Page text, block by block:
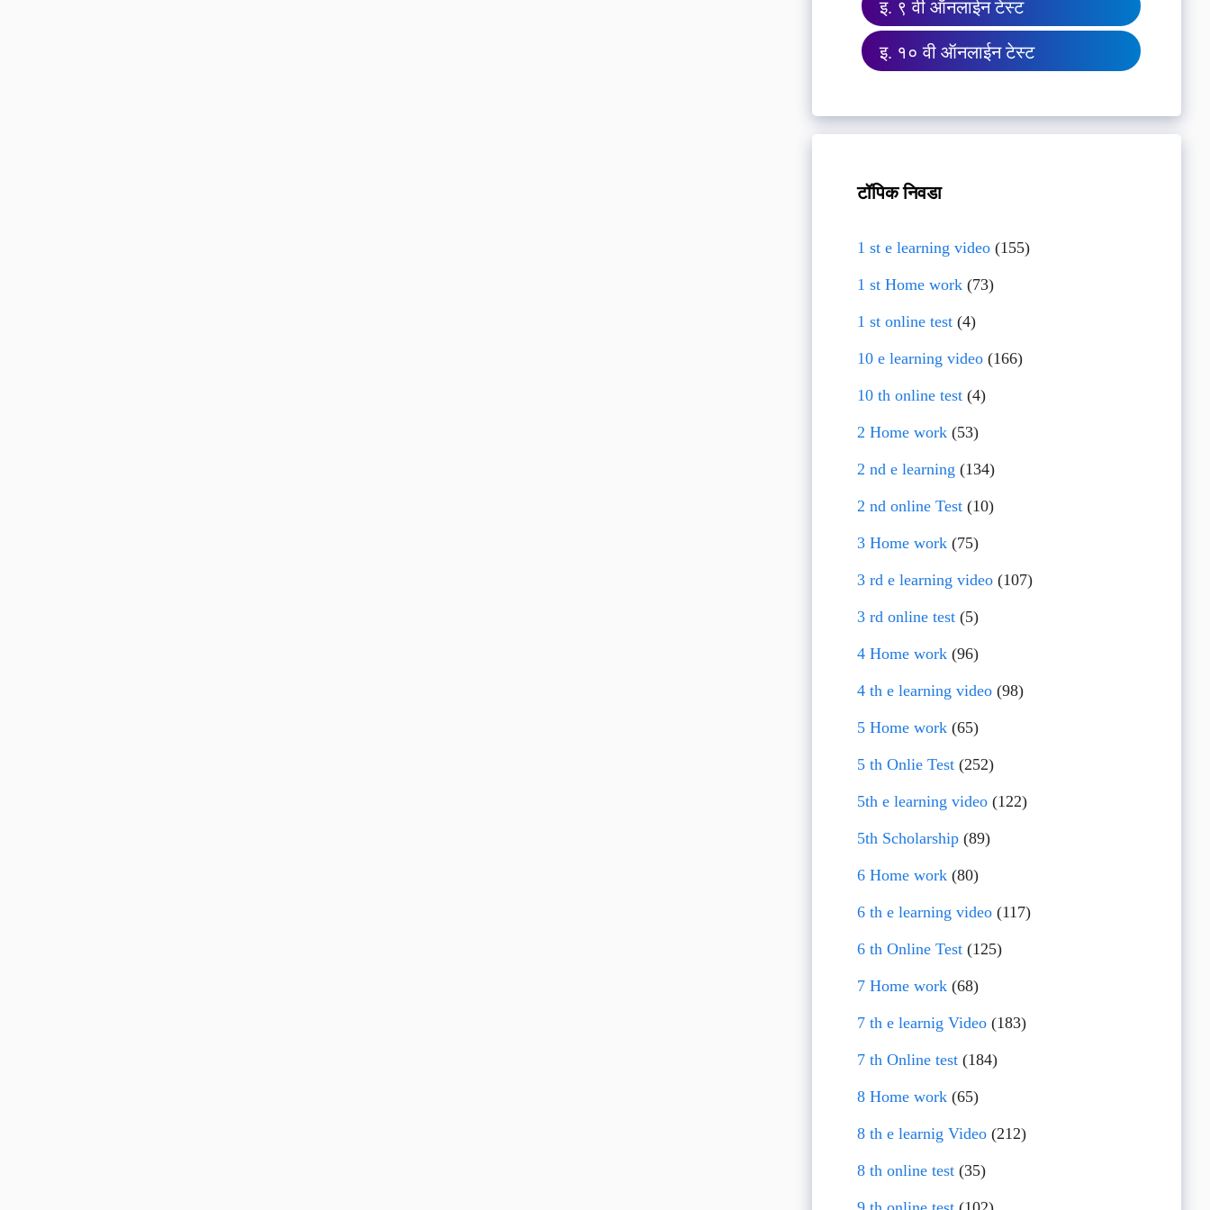
इ. ९ वी ऑनलाईन टेस्ट
इ. १० वी ऑनलाईन टेस्ट
टॉपिक निवडा
1 st e learning video(155)
1 st Home work(73)
1 st online test(4)
10 e learning video(166)
10 th online test(4)
2 Home work(53)
2 nd e learning (134)
2 nd online Test(10)
3 Home work(75)
3 rd e learning video(107)
3 rd online test(5)
4 Home work(96)
4 th e learning video(98)
5 Home work(65)
5 th Onlie Test(252)
5th e learning video(122)
5th Scholarship(89)
6 Home work(80)
6 th e learning video(117)
6 th Online Test(125)
7 Home work(68)
7 th e learnig Video(183)
7 th Online test(184)
8 Home work(65)
8 th e learnig Video(212)
8 th online test(35)